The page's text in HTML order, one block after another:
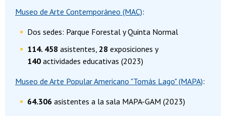
Museo de Arte Contemporáneo (MAC):
Dos sedes: Parque Forestal y Quinta Normal
114. 458 asistentes, 28 exposiciones y
140 actividades educativas (2023)
Museo de Arte Popular Americano "Tomás Lago" (MAPA):
64.306 asistentes a la sala MAPA-GAM (2023)